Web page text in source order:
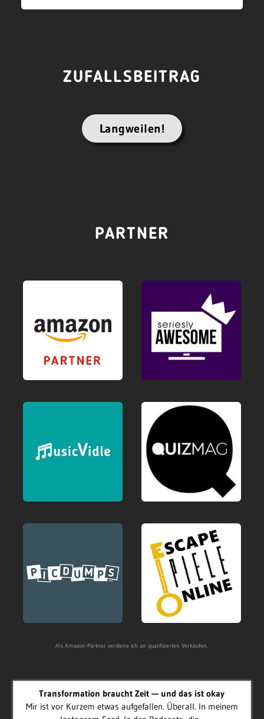
ZUFALLSBEITRAG
Langweilen!
PARTNER
Als Amazon-Partner verdiene ich an qualifizierten Verkäufen.
Transformation braucht Zeit — und das ist okay
Mir ist vor Kurzem etwas aufgefallen. Überall. In meinem